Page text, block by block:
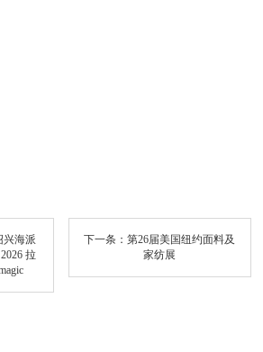
海派
拉
下一条：第26届美国纽约面料及
家纺展